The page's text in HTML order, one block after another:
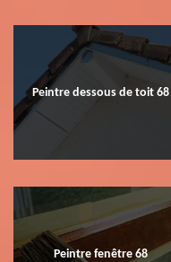
Peintre dessous de toit 68
Peintre fenêtre 68